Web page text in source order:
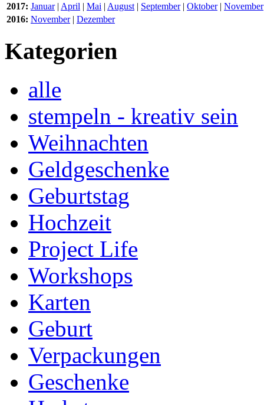
2017: Januar| April | Mai | August | September| Oktober| November
2016: November| Dezember
Kategorien
alle
stempeln - kreativ sein
Weihnachten
Geldgeschenke
Geburtstag
Hochzeit
Project Life
Workshops
Karten
Geburt
Verpackungen
Geschenke